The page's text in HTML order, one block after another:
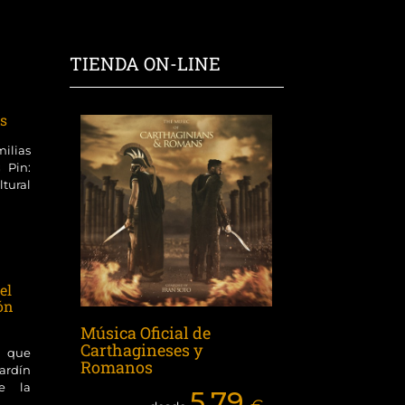
Pin:
la
TIENDA ON-LINE
Música Oficial de
Carthagineses y
Romanos